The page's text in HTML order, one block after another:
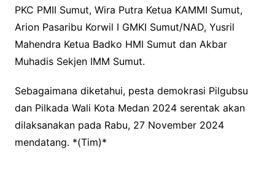
PKC PMII Sumut, Wira Putra Ketua KAMMI Sumut,
Arion Pasaribu Korwil I GMKI Sumut/NAD, Yusril
Mahendra Ketua Badko HMI Sumut dan Akbar
Muhadis Sekjen IMM Sumut.
Sebagaimana diketahui, pesta demokrasi Pilgubsu
dan Pilkada Wali Kota Medan 2024 serentak akan
dilaksanakan pada Rabu, 27 November 2024
mendatang. *(Tim)*